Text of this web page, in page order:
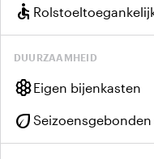
accessible
DUURZAAMHEID
hiveEigen bijenkasten
eco